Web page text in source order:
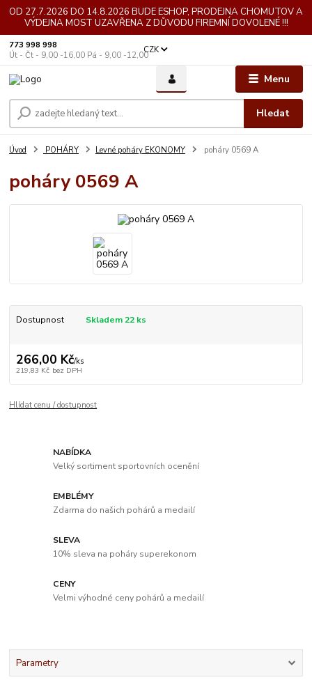
OD 27.7.2026 DO 14.8.2026 BUDE ESHOP, PRODEJNA CHOMUTOV A
VÝDEJNA MOST UZAVŘENA Z DŮVODU FIREMNÍ DOVOLENÉ !!!
Menu
CZK
Hledat
773 998 998
Út - Čt - 9,00 -16,00 Pá - 9,00 -12,00
Úvod POHÁRY Levné poháry EKONOMY poháry 0569 A
poháry 0569 A
Dostupnost Skladem 22 ks
266,00 Kč/ks
219,83 Kč bez DPH
Hlídat cenu / dostupnost
NABÍDKA
Velký sortiment sportovních ocenění
EMBLÉMY
Zdarma do našich pohárů a medailí
SLEVA
10% sleva na poháry superekonom
CENY
Velmi výhodné ceny pohárů a medailí
Parametry